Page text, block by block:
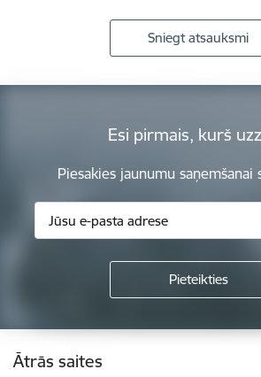
Sniegt atsauksmi
Esi pirmais, kurš
Piesakies jaunumu saņemšanai
Kājene
Ātrās saites